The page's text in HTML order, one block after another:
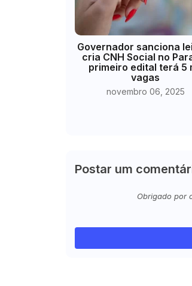
Governador sanciona
cria CNH Social no
primeiro edital terá 5
vagas
novembro 06, 2025
Postar um
Obrigado por